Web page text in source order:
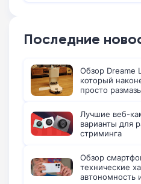
Последние
Обзор Dreame
который
просто
Лучшие веб-
варианты для
стриминга
Обзор
технические
автономность